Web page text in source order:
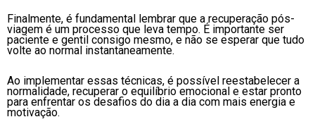
Finalmente, é fundamental lembrar que a recuperação pós-
viagem é um processo que leva tempo. É importante ser
paciente e gentil consigo mesmo, e não se esperar que tudo
volte ao normal instantaneamente.
Ao implementar essas técnicas, é possível reestabelecer a
normalidade, recuperar o equilíbrio emocional e estar pronto
para enfrentar os desafios do dia a dia com mais energia e
motivação.